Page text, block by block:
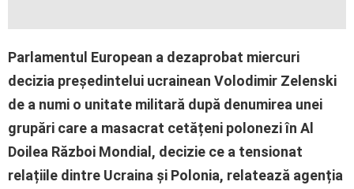
Parlamentul European a dezaprobat miercuri
decizia președintelui ucrainean Volodimir Zelenski
de a numi o unitate militară după denumirea unei
grupări care a masacrat cetățeni polonezi în Al
Doilea Război Mondial, decizie ce a tensionat
relațiile dintre Ucraina și Polonia, relatează agenția